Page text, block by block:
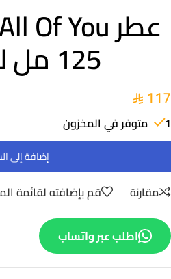
125 مل للنساء
117
1 متوفر في المخزون
إضافة إلى
مقارنة قم بإضافته لقائمة
اطلب عبر واتساب